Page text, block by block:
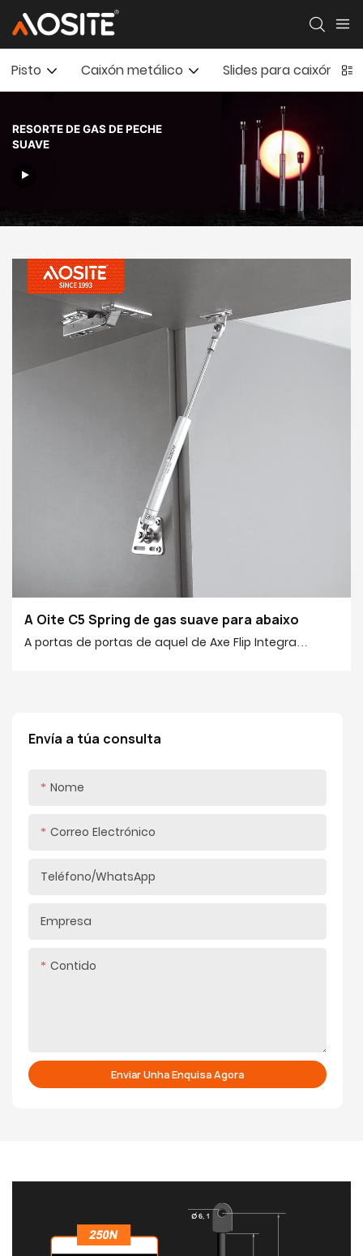
Pisto Caixón metálico Slides para caixóns
RESORTE DE GAS DE PECHE
SUAVE
Envía a túa consulta
Nome
Correo Electrónico
Teléfono/WhatsApp
Empresa
Contido
Enviar Unha Enquisa Agora
A Oite C5 Spring de gas suave para abaixo
A portas de portas de aquel de Axe Flip Integra
ocultas, redefinindo os estándares de hardware para